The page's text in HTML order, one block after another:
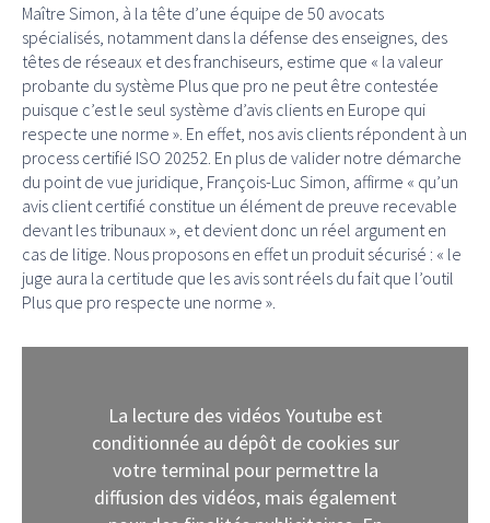
Maître Simon, à la tête d’une équipe de 50 avocats
spécialisés, notamment dans la défense des enseignes, des
têtes de réseaux et des franchiseurs, estime que « la valeur
probante du système Plus que pro ne peut être contestée
puisque c’est le seul système d’avis clients en Europe qui
respecte une norme ». En effet, nos avis clients répondent à un
process certifié ISO 20252. En plus de valider notre démarche
du point de vue juridique, François-Luc Simon, affirme « qu’un
avis client certifié constitue un élément de preuve recevable
devant les tribunaux », et devient donc un réel argument en
cas de litige. Nous proposons en effet un produit sécurisé : « le
juge aura la certitude que les avis sont réels du fait que l’outil
Plus que pro respecte une norme ».
La lecture des vidéos Youtube est
conditionnée au dépôt de cookies sur
votre terminal pour permettre la
diffusion des vidéos, mais également